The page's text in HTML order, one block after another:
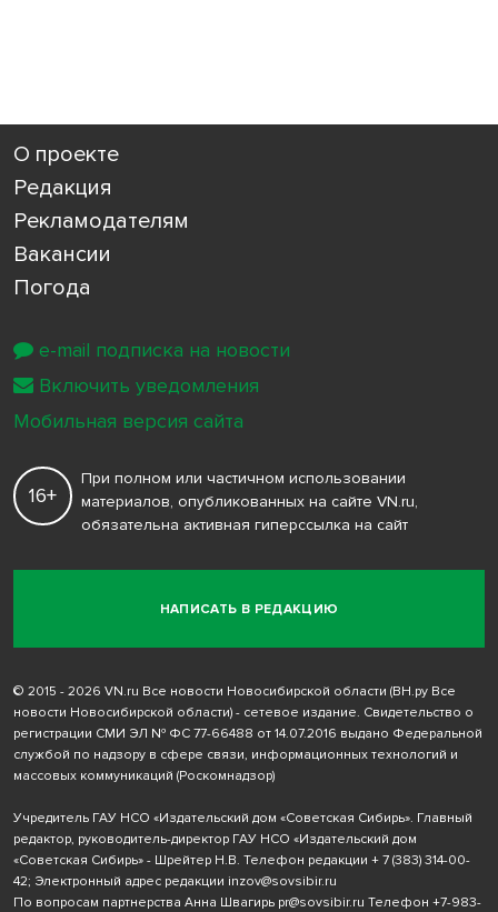
О проекте
Редакция
Рекламодателям
Вакансии
Погода
НАПИСАТЬ В РЕДАКЦИЮ
16+
При полном или частичном использовании
материалов, опубликованных на сайте VN.ru,
обязательна активная гиперссылка на сайт
© 2015 - 2026 VN.ru Все новости Новосибирской области (ВН.ру Все
новости Новосибирской области) - сетевое издание. Свидетельство о
регистрации СМИ ЭЛ № ФС 77-66488 от 14.07.2016 выдано Федеральной
службой по надзору в сфере связи, информационных технологий и
массовых коммуникаций (Роскомнадзор)
Учредитель ГАУ НСО «Издательский дом «Советская Сибирь». Главный
редактор, руководитель-директор ГАУ НСО «Издательский дом
«Советская Сибирь» - Шрейтер Н.В. Телефон редакции + 7 (383) 314-00-
42; Электронный адрес редакции inzov@sovsibir.ru
По вопросам партнерства Анна Швагирь pr@sovsibir.ru Телефон +7-983-
e-mail подписка на новости
Включить уведомления
Мобильная версия сайта